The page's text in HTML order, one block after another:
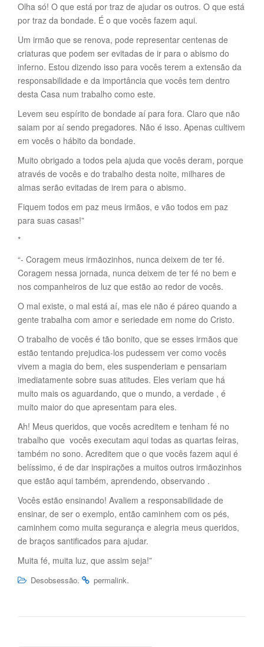
Olha só! O que está por traz de ajudar os outros. O que está
por traz da bondade. É o que vocês fazem aqui.
Um irmão que se renova, pode representar centenas de
criaturas que podem ser evitadas de ir para o abismo do
inferno. Estou dizendo isso para vocês terem a extensão da
responsabilidade e da importância que vocês tem dentro
desta Casa num trabalho como este.
Levem seu espírito de bondade aí para fora. Claro que não
saiam por aí sendo pregadores. Não é isso. Apenas cultivem
em vocês o hábito da bondade.
Muito obrigado a todos pela ajuda que vocês deram, porque
através de vocês e do trabalho desta noite, milhares de
almas serão evitadas de irem para o abismo.
Fiquem todos em paz meus irmãos, e vão todos em paz
para suas casas!”
*
“- Coragem meus irmãozinhos, nunca deixem de ter fé.
Coragem nessa jornada, nunca deixem de ter fé no bem e
nos companheiros de luz que estão ao redor de vocês.
O mal existe, o mal está aí, mas ele não é páreo quando a
gente trabalha com amor e seriedade em nome do Cristo.
O trabalho de vocês é tão bonito, que se esses irmãos que
estão tentando prejudica-los pudessem ver como vocês
vivem a magia do bem, eles suspenderiam e pensariam
imediatamente sobre suas atitudes. Eles veriam que há
muito mais os aguardando, que o mundo, a verdade , é
muito maior do que apresentam para eles.
Ah! Meus queridos, que vocês acreditem e tenham fé no
trabalho que vocês executam aqui todas as quartas feiras,
também no sono. Acreditem que o que vocês fazem aqui é
belíssimo, é de dar inspirações a muitos outros irmãozinhos
que estão aqui também, aprendendo, observando .
Vocês estão ensinando! Avaliem a responsabilidade de
ensinar, de ser o exemplo, então caminhem com os pés,
caminhem como muita segurança e alegria meus queridos,
de braços santificados para ajudar.
Muita fé, muita luz, que assim seja!”
Desobsessão. permalink.